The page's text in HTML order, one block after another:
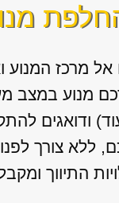
מרכז
מנוע במצב
ודואגים
צורך
התיווך